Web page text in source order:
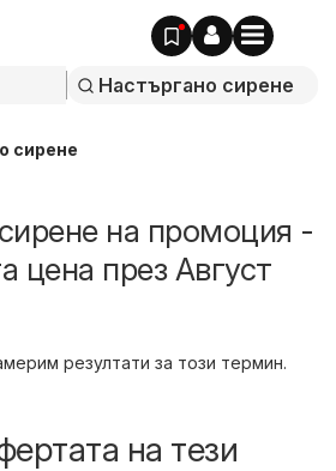
сирене
на промоция -
цена през Август
резултати за този термин.
на тези